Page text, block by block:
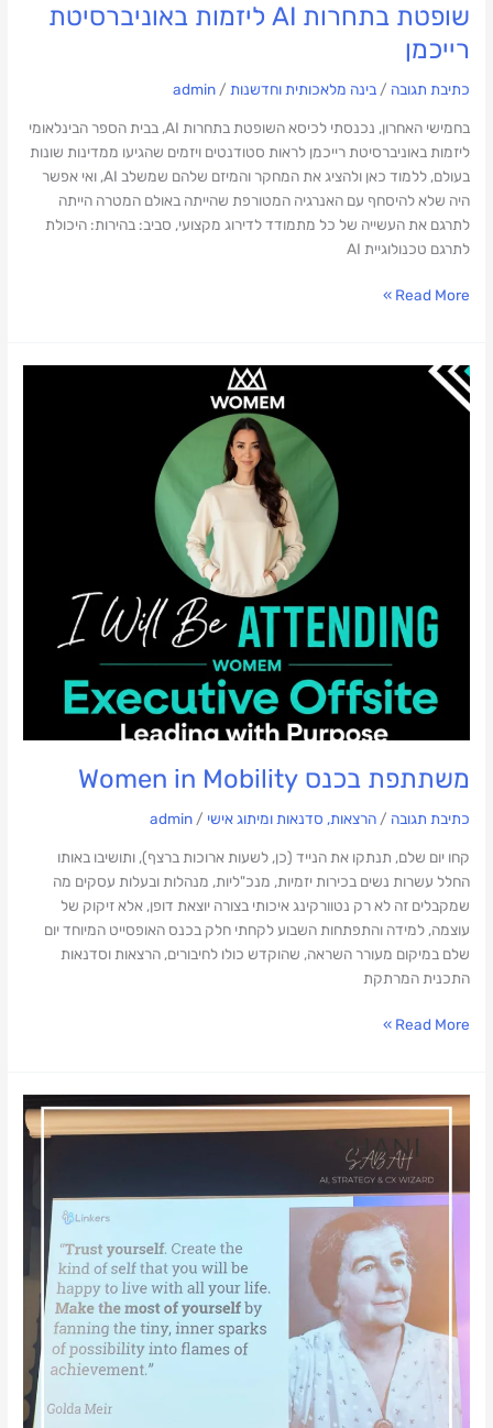
שופטת בתחרות AI ליזמות באוניברסיטת
רייכמן
כתיבת תגובה /בינה מלאכותית וחדשנות /
admin
בחמישי האחרון, נכנסתי לכיסא השופטת בתחרות AI, בבית הספר הבינלאומי
ליזמות באוניברסיטת רייכמן לראות סטודנטים ויזמים שהגיעו ממדינות שונות
בעולם, ללמוד כאן ולהציג את המחקר והמיזם שלהם שמשלב AI, ואי אפשר
היה שלא להיסחף עם האנרגיה המטורפת שהייתה באולם המטרה הייתה
לתרגם את העשייה של כל מתמודד לדירוג מקצועי, סביב: בהירות: היכולת
לתרגם טכנולוגיית AI
Read More »
משתתפת בכנס Women in Mobility
כתיבת תגובה /הרצאות, סדנאות ומיתוג אישי /
admin
קחו יום שלם, תנתקו את הנייד (כן, לשעות ארוכות ברצף), ותושיבו באותו
החלל עשרות נשים בכירות יזמיות, מנכ"ליות, מנהלות ובעלות עסקים מה
שמקבלים זה לא רק נטוורקינג איכותי בצורה יוצאת דופן, אלא זיקוק של
עוצמה, למידה והתפתחות השבוע לקחתי חלק בכנס האופסייט המיוחד יום
שלם במיקום מעורר השראה, שהוקדש כולו לחיבורים, הרצאות וסדנאות
התכנית המרתקת
משתתפת
בכנס
Read More »
חיבורים
זה
ומה
אם
לגולדה
היה
לינקדאין?